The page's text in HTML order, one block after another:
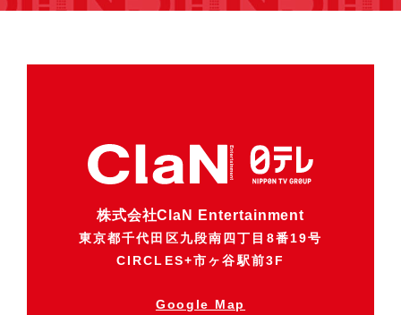
株式会社ClaN Entertainment
東京都千代田区九段南四丁目8番19号
CIRCLES+市ヶ谷駅前3F
Google Map